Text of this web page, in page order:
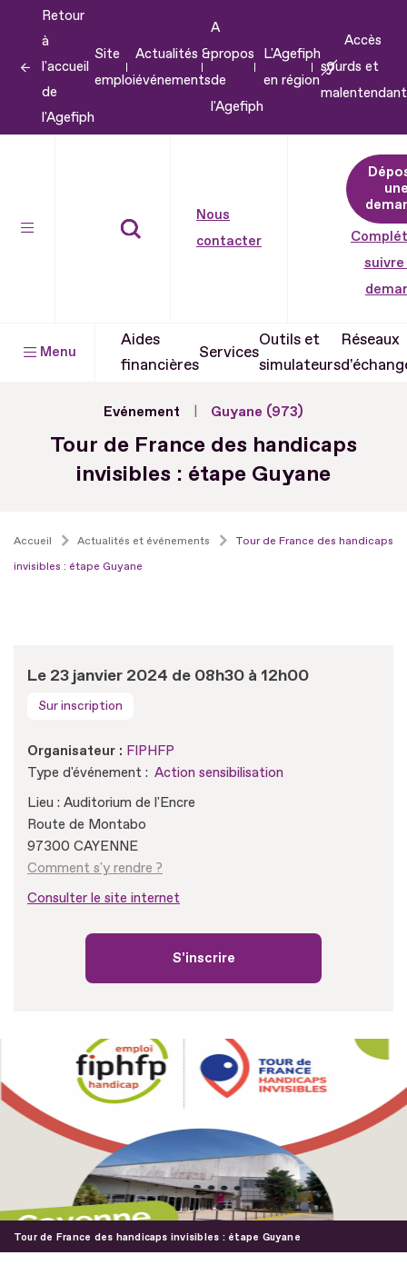
contenu
Retour
à
l'accueil
de
l'Agefiph
Site
emploi
Actualités &
événements
A
propos
de
l'Agefiph
L'Agefiph
en région
Accès
sourds et
Nous
contacter
suivre
Menu
Aides
financières
Services
Outils et
simulateurs
Réseaux
Evénement Guyane (973)
Tour de France des handicaps
invisibles : étape Guyane
Accueil Actualités et événements
Tour de France des handicaps
invisibles : étape Guyane
Le 23 janvier 2024 de 08h30 à 12h00
Sur inscription
Organisateur : FIPHFP
Type d'événement : Action sensibilisation
Lieu : Auditorium de l'Encre
Route de Montabo
97300 CAYENNE
Comment s'y rendre ?
Consulter le site internet
S'inscrire
Tour de France des handicaps invisibles : étape Guyane